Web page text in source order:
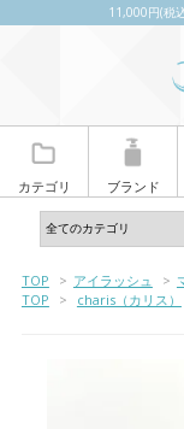
11,000円(税
カテゴリ ブランド
TOP > アイラッシュ >
TOP
> charis（カリス）